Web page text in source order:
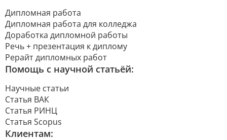
Дипломная работа
Дипломная работа для колледжа
Доработка дипломной работы
Речь + презентация к диплому
Рерайт дипломных работ
Помощь с научной статьёй:
Научные статьи
Статья ВАК
Статья РИНЦ
Статья Scopus
Клиентам: